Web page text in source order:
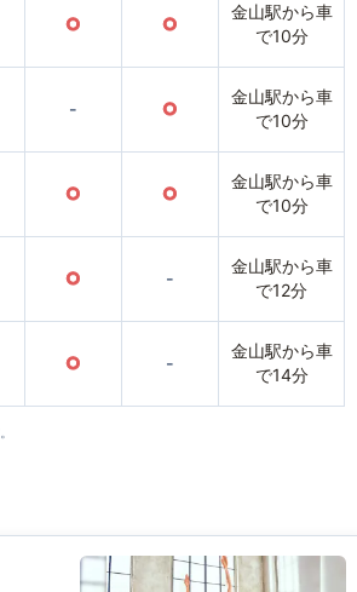
○ ○
金山駅から車
で10分
- ○
金山駅から車
で10分
○ ○
金山駅から車
で10分
○ -
金山駅から車
で12分
○ -
金山駅から車
で14分